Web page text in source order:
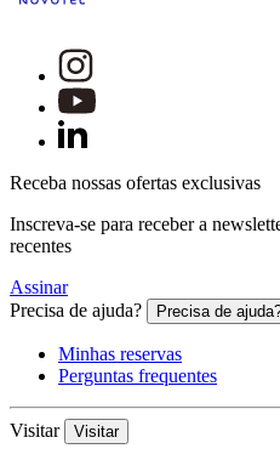
Receba nossas ofertas exclusivas
Inscreva-se para receber a
recentes
Assinar
Precisa de ajuda?
Precisa de
Minhas reservas
Perguntas frequentes
Visitar Visitar